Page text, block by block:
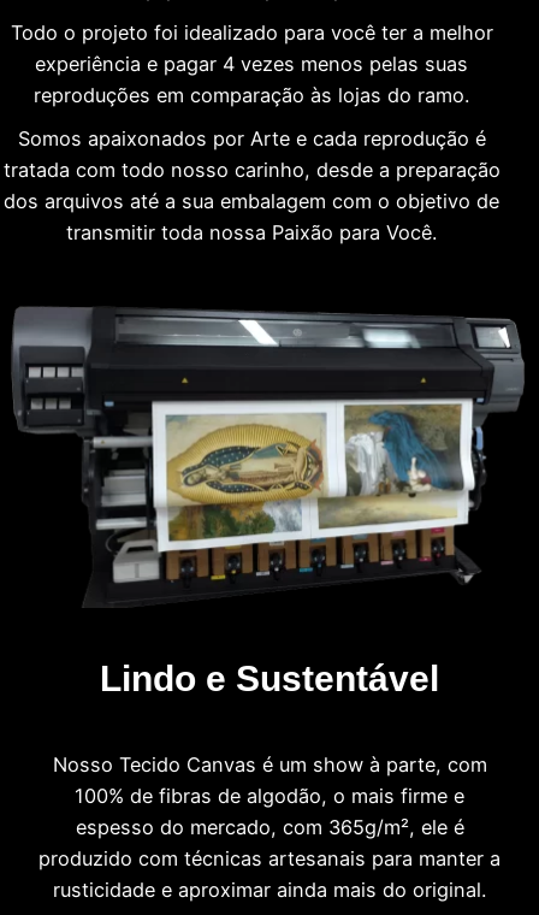
Todo o projeto foi idealizado para você ter a melhor
experiência e pagar 4 vezes menos pelas suas
reproduções em comparação às lojas do ramo.
Somos apaixonados por Arte e cada reprodução é
tratada com todo nosso carinho, desde a preparação
dos arquivos até a sua embalagem com o objetivo de
transmitir toda nossa Paixão para Você.
Lindo e Sustentável
Nosso Tecido Canvas é um show à parte, com
100% de fibras de algodão, o mais firme e
espesso do mercado, com 365g/m², ele é
produzido com técnicas artesanais para manter a
rusticidade e aproximar ainda mais do original.